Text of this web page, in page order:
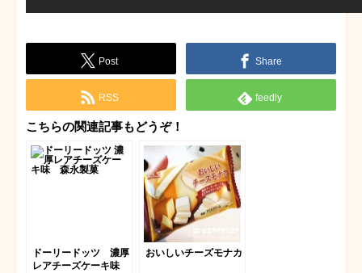
Post Share
RSS feedly
こちらの関連記事もどうぞ！
ドーリードッツ 濃厚
レアチーズケーキ味
おいしいチーズモナカ